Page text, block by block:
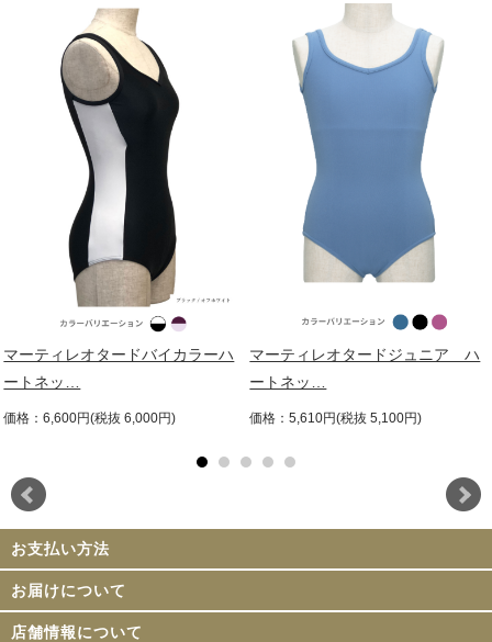
マーティレオタードバイカラーハ
ートネッ…
価格：6,600円(税抜 6,000円)
マーティレオタードジュニア ハ
ートネッ…
価格：5,610円(税抜 5,100円)
お支払い方法
お届けについて
店舗情報について